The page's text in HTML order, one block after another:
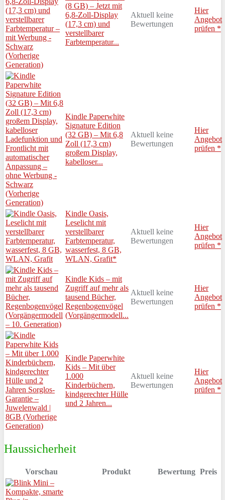
(8 GB) – Jetzt mit
6,8-Zoll-Display
(17,3 cm) und
verstellbarer
Farbtemperatur...
Aktuell keine
Bewertungen
Hier
Angebot
prüfen *
Kindle Paperwhite
Signature Edition
(32 GB) – Mit 6,8
Zoll (17,3 cm)
großem Display,
kabelloser...
Aktuell keine
Bewertungen
Hier
Angebot
prüfen *
Kindle Oasis,
Leselicht mit
verstellbarer
Farbtemperatur,
wasserfest, 8 GB,
WLAN, Grafit*
Aktuell keine
Bewertungen
Hier
Angebot
prüfen *
Kindle Kids – mit
Zugriff auf mehr als
tausend Bücher,
Regenbogenvögel
(Vorgängermodell...
Aktuell keine
Bewertungen
Hier
Angebot
prüfen *
Kindle Paperwhite
Kids – Mit über
1.000
Kinderbüchern,
kindgerechter Hülle
und 2 Jahren...
Aktuell keine
Bewertungen
Hier
Angebot
prüfen *
Haussicherheit
Vorschau Produkt Bewertung Preis